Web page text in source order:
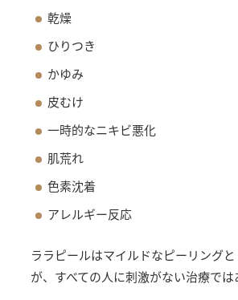
乾燥
ひりつき
かゆみ
皮むけ
一時的なニキビ悪化
肌荒れ
色素沈着
アレルギー反応
ララピールはマイルドなピーリング
が、すべての人に刺激がない治療では